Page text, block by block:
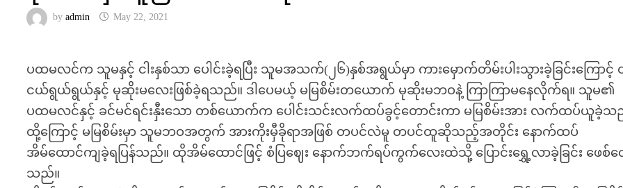
byadmin May 22, 2021
ပထမလင်က သူမနှင့် ငါးနှစ်သာ ပေါင်းခဲ့ရပြီး သူမအသက်(၂၆)နှစ်အရွယ်မှာ ကားမှောက်တိမ်းပါးသွားခဲ့ခြင်းကြောင့်
ငယ်ရွယ်ရွယ်နှင့် မုဆိုးမလေးဖြစ်ခဲ့ရသည်။ ဒါပေမယ့် မမြစိမ်းတယောက် မုဆိုးမဘဝနဲ့ ကြာကြာမနေလိုက်ရ။ သူမ၏
ပထမလင်နှင့် ခင်မင်ရင်းနှီးသော တစ်ယောက်က ပေါင်းသင်းလက်ထပ်ခွင့်တောင်းကာ မမြစိမ်းအား လက်ထပ်ယူခဲ့သ
ထို့ကြောင့် မမြစိမ်းမှာ သူမဘဝအတွက် အားကိုးမှီခိုရာအဖြစ် တပင်လဲမူ တပင်ထူဆိုသည့်အတိုင်း နောက်ထပ်
အိမ်ထောင်ကျခဲ့ရပြန်သည်။ ထိုအိမ်ထောင်ဖြင့် စံပြဈေး နောက်ဘက်ရပ်ကွက်လေးထဲသို့ ပြောင်းရွှေ့လာခဲ့ခြင်း ဖေစ်
သည်။